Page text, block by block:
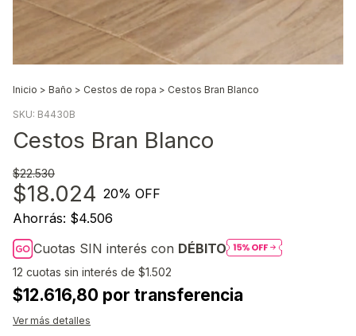
Inicio > Baño > Cestos de ropa > Cestos Bran Blanco
SKU: B4430B
Cestos Bran Blanco
$22.530
$18.024 20% OFF
Ahorrás: $4.506
Cuotas SIN interés con DÉBITO
12 cuotas sin interés de $1.502
$12.616,80 por transferencia
Ver más detalles